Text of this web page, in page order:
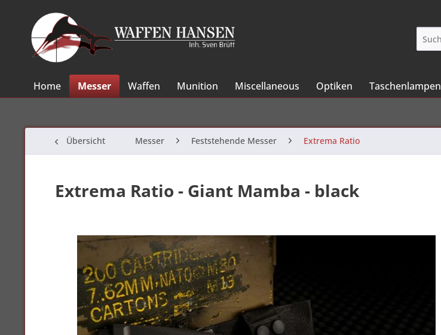
Home Messer Waffen Munition Miscellaneous Optiken Taschenlampen
Übersicht Messer Feststehende Messer Extrema Ratio
Extrema Ratio - Giant Mamba - black